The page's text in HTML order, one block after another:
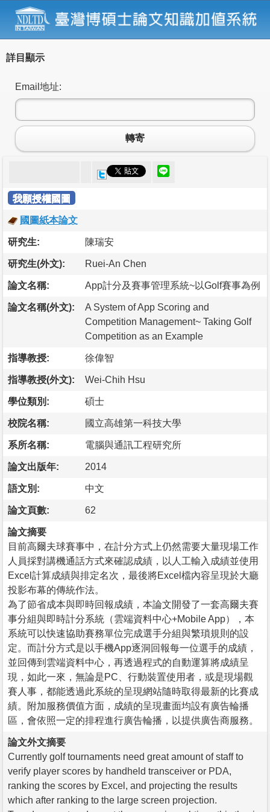
詳目顯示
Email地址:
轉寄
我願授權國圖
國圖紙本論文
研究生: 陳瑞安
研究生(外文): Ruei-An Chen
論文名稱: App計分及賽事管理系統~以Golf賽事為例
論文名稱(外文):
A System of App Scoring and
Competition Management~ Taking Golf
Competition as an Example
指導教授: 徐偉智
指導教授(外文): Wei-Chih Hsu
學位類別: 碩士
校院名稱: 國立高雄第一科技大學
系所名稱: 電腦與通訊工程研究所
論文出版年: 2014
語文別: 中文
論文頁數: 62
論文摘要
目前高爾夫球賽事中，在計分方式上仍然需要大量現場工作
人員採對講機通話方式來確認成績，以人工輸入成績並使用
Excel計算成績與排定名次，最後將Excel檔內容呈現於大廳
投影布幕的傳統作法。
為了節省成本與即時回報成績，本論文開發了一套高爾夫賽
事分組與即時計分系統（雲端資料中心+Mobile App），本
系統可以快速協助賽務單位完成選手分組與繁瑣規則的設
定。而計分方式是以手機App逐洞回報每一位選手的成績，
並回傳到雲端資料中心，再透過程式的自動運算將成績呈
現，如此一來，無論是PC、行動裝置使用者，或是現場觀
賽人事，都能透過此系統的呈現網站隨時取得最新的比賽成
績。附加服務價值方面，成績的呈現畫面均設有廣告輪播
區，會依照一定的排程進行廣告輪播，以提供廣告商服務。
論文外文摘要
Currently golf tournaments need great amount of staff to
verify player scores by handheld transceiver or PDA,
ranking the scores by Excel, and projecting the results
which after ranking to the large screen projection.